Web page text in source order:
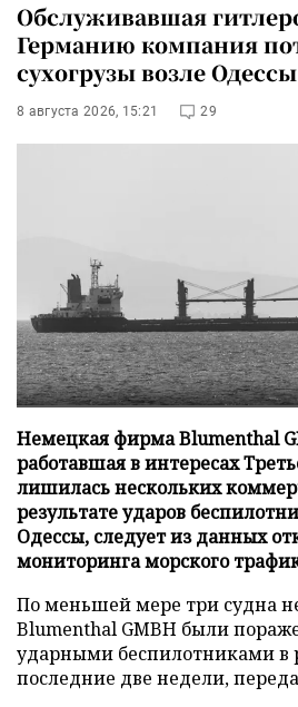
Обслуживавшая
Германию компания
сухогрузы возле Одессы
8 августа 2026, 15:21 29
Немецкая фирма Blumenthal
работавшая в интересах
лишилась нескольких
результате ударов
Одессы, следует из данных
мониторинга морского
По меньшей мере три судна
Blumenthal GMBH были
ударными беспилотниками в
последние две недели,